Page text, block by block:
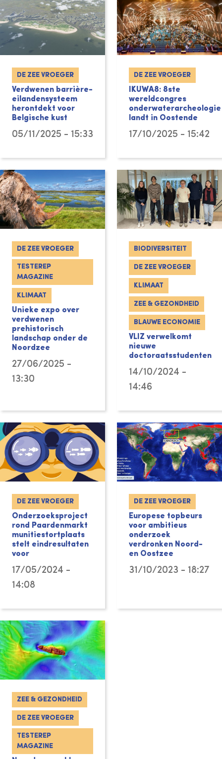
DE ZEE VROEGER
Verdwenen barrière-
eilandensysteem
herontdekt voor
Belgische kust
05/11/2025 - 15:33
DE ZEE VROEGER
IKUWA8: 8ste
wereldcongres
onderwaterarcheologie
landt in Oostende
17/10/2025 - 15:42
DE ZEE VROEGER
TESTEREP
MAGAZINE
KLIMAAT
Unieke expo over
verdwenen
prehistorisch
landschap onder de
Noordzee
27/06/2025 -
13:30
BIODIVERSITEIT
DE ZEE VROEGER
KLIMAAT
ZEE & GEZONDHEID
BLAUWE ECONOMIE
VLIZ verwelkomt
nieuwe
doctoraatsstudenten
14/10/2024 -
14:46
DE ZEE VROEGER
Onderzoeksproject
rond Paardenmarkt
munitiestortplaats
stelt eindresultaten
voor
17/05/2024 -
14:08
DE ZEE VROEGER
Europese topbeurs
voor ambitieus
onderzoek
verdronken Noord-
en Oostzee
31/10/2023 - 18:27
ZEE & GEZONDHEID
DE ZEE VROEGER
TESTEREP
MAGAZINE